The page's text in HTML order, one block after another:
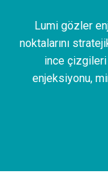
Lumi gözler
noktalarını
ince
enjeksiyonu,